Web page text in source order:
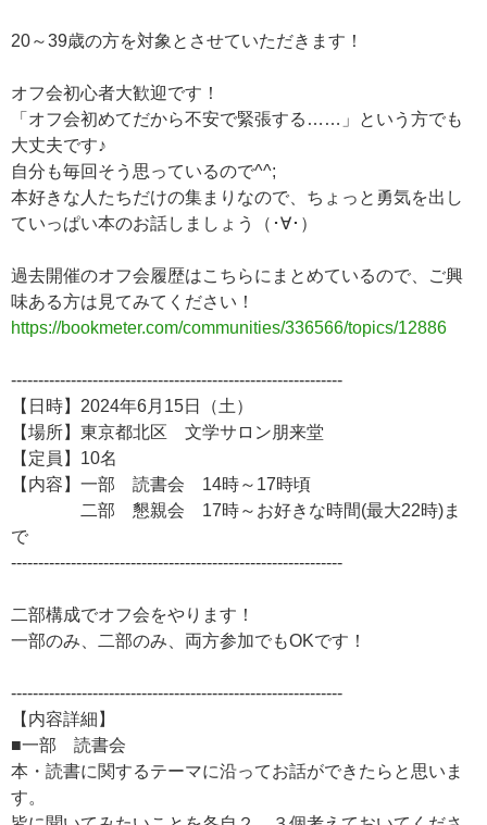
20～39歳の方を対象とさせていただきます！
オフ会初心者大歓迎です！
「オフ会初めてだから不安で緊張する……」という方でも
大丈夫です♪
自分も毎回そう思っているので^^;
本好きな人たちだけの集まりなので、ちょっと勇気を出し
ていっぱい本のお話しましょう（･∀･）
過去開催のオフ会履歴はこちらにまとめているので、ご興
味ある方は見てみてください！
https://bookmeter.com/communities/336566/topics/12886
-------------------------------------------------------------
【日時】2024年6月15日（土）
【場所】東京都北区 文学サロン朋来堂
【定員】10名
【内容】一部 読書会 14時～17時頃
二部 懇親会 17時～お好きな時間(最大22時)ま
で
-------------------------------------------------------------
二部構成でオフ会をやります！
一部のみ、二部のみ、両方参加でもOKです！
-------------------------------------------------------------
【内容詳細】
■一部 読書会
本・読書に関するテーマに沿ってお話ができたらと思いま
す。